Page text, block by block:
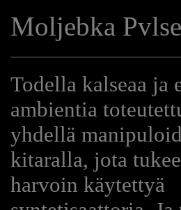
Moljebka
Todella kalseaa ja
ambientia
yhdellä
kitaralla, jota
harvoin käytettyä